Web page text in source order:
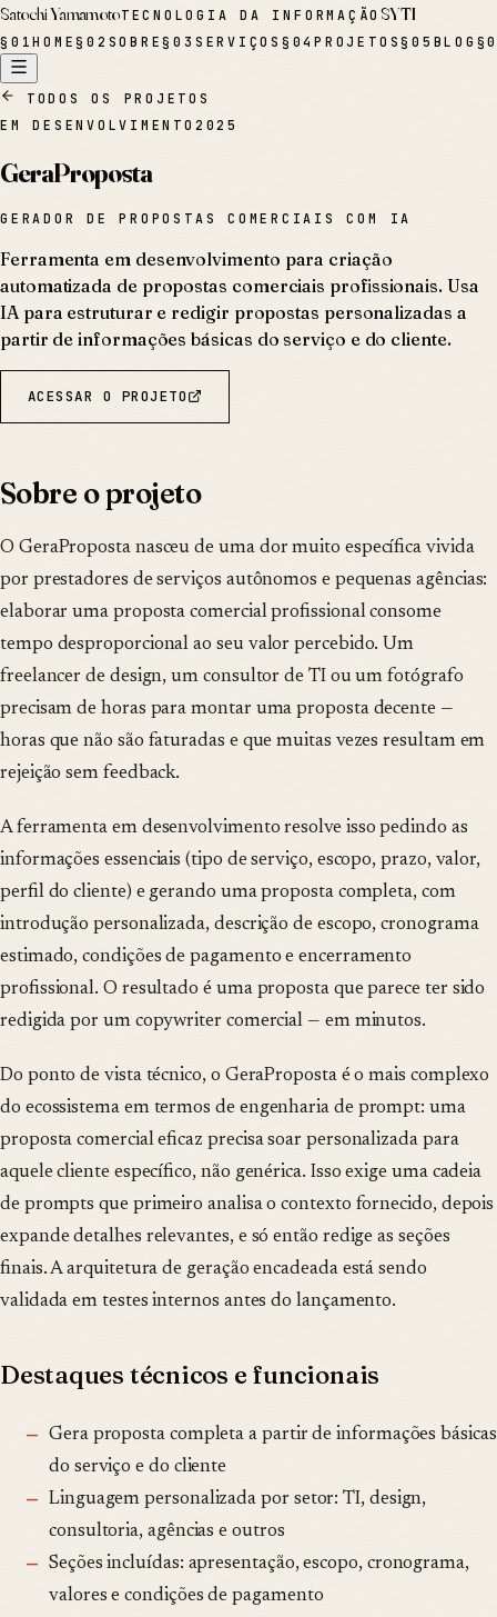
Satochi YamamotoTECNOLOGIA DA INFORMAÇÃOSYTI
§ 01HOME§02 SOBRE§03 SERVIÇOS § 04PROJETOS§05 BLOG §
TODOS OS PROJETOS
EM DESENVOLVIMENTO 2025
GeraProposta
GERADOR DE PROPOSTAS COMERCIAIS COM IA
Ferramenta em desenvolvimento para criação
automatizada de propostas comerciais profissionais. Usa
IA para estruturar e redigir propostas personalizadas a
partir de informações básicas do serviço e do cliente.
ACESSAR O PROJETO
Sobre o projeto
O GeraProposta nasceu de uma dor muito específica vivida
por prestadores de serviços autônomos e pequenas agências:
elaborar uma proposta comercial profissional consome
tempo desproporcional ao seu valor percebido. Um
freelancer de design, um consultor de TI ou um fotógrafo
precisam de horas para montar uma proposta decente —
horas que não são faturadas e que muitas vezes resultam em
rejeição sem feedback.
A ferramenta em desenvolvimento resolve isso pedindo as
informações essenciais (tipo de serviço, escopo, prazo, valor,
perfil do cliente) e gerando uma proposta completa, com
introdução personalizada, descrição de escopo, cronograma
estimado, condições de pagamento e encerramento
profissional. O resultado é uma proposta que parece ter sido
redigida por um copywriter comercial — em minutos.
Do ponto de vista técnico, o GeraProposta é o mais complexo
do ecossistema em termos de engenharia de prompt: uma
proposta comercial eficaz precisa soar personalizada para
aquele cliente específico, não genérica. Isso exige uma cadeia
de prompts que primeiro analisa o contexto fornecido, depois
expande detalhes relevantes, e só então redige as seções
finais. A arquitetura de geração encadeada está sendo
validada em testes internos antes do lançamento.
Destaques técnicos e funcionais
Gera proposta completa a partir de informações básicas
do serviço e do cliente
Linguagem personalizada por setor: TI, design,
consultoria, agências e outros
Seções incluídas: apresentação, escopo, cronograma,
valores e condições de pagamento